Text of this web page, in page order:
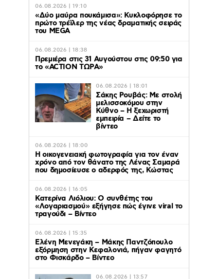
06.08.2026 | 19:10
«Δύο μαύρα πουκάμισα»: Κυκλοφόρησε το
πρώτο τρέϊλερ της νέας δραματικής σειράς
του MEGA
06.08.2026 | 18:38
Πρεμιέρα στις 31 Αυγούστου στις 09:50 για
το «ACTION ΤΩΡΑ»
06.08.2026 | 18:01
Σάκης Ρουβάς: Με στολή
μελισσοκόμου στην
Κύθνο – Η ξεχωριστή
εμπειρία – Δείτε το
βίντεο
06.08.2026 | 18:00
Η οικογενειακή φωτογραφία για τον έναν
χρόνο από τον θάνατο της Λένας Σαμαρά
που δημοσίευσε ο αδερφός της, Κώστας
06.08.2026 | 16:05
Κατερίνα Λιόλιου: Ο συνθέτης του
«Λογαριασμού» εξήγησε πώς έγινε viral το
τραγούδι – Βίντεο
06.08.2026 | 15:35
Ελένη Μενεγάκη – Μάκης Παντζόπουλο
εξόρμηση στην Κεφαλονιά, πήγαν φαγητό
στο Φισκάρδο – Βίντεο
06.08.2026 | 13:57